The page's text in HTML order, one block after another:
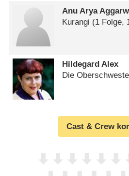
Anu Arya
Kurangi (1 Folge,
Hildegard Alex
Die
Cast & Crew